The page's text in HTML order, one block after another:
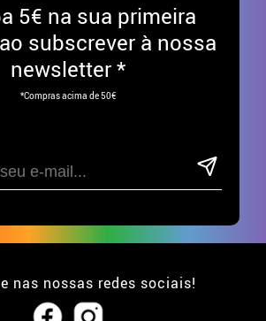
5€ na sua primeira
subscrever à nossa
newsletter *
*Compras acima de 50€
nas nossas redes sociais!